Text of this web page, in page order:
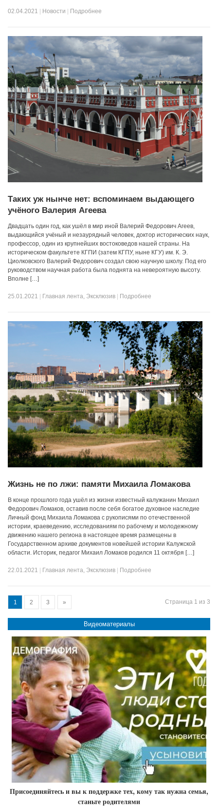
02.04.2021 Новости Подробнее
Таких уж нынче нет: вспоминаем выдающего
учёного Валерия Агеева
Двадцать один год, как ушёл в мир иной Валерий Федорович Агеев,
выдающийся учёный и незаурядный человек, доктор исторических наук,
профессор, один из крупнейших востоковедов нашей страны. На
историческом факультете КГПИ (затем КГПУ, ныне КГУ) им. К. Э.
Циолковского Валерий Федорович создал свою научную школу. Под его
руководством научная работа была поднята на невероятную высоту.
Вполне […]
25.01.2021 Главная лента, Эксклюзив Подробнее
Жизнь не по лжи: памяти Михаила Ломакова
В конце прошлого года ушёл из жизни известный калужанин Михаил
Федорович Ломаков, оставив после себя богатое духовное наследие
Личный фонд Михаила Ломакова с рукописями по отечественной
истории, краеведению, исследованиям по рабочему и молодежному
движению нашего региона в настоящее время размещены в
Государственном архиве документов новейшей истории Калужской
области. Историк, педагог Михаил Ломаков родился 11 октября […]
22.01.2021 Главная лента, Эксклюзив Подробнее
Страница 1 из 3
1 2 3 »
Видеоматериалы
Присоединяйтесь и вы к поддержке тех, кому так нужна семья,
станьте родителями